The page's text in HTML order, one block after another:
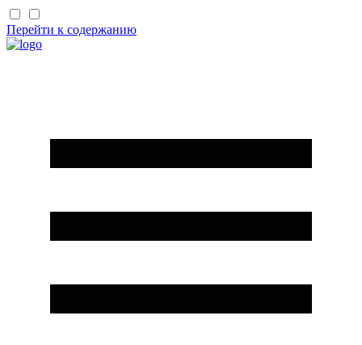
Перейти к содержанию